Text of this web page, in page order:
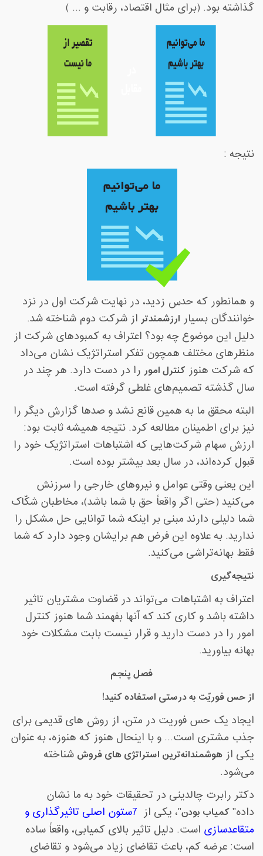
گذاشته بود. (برای مثال اقتصاد، رقابت و ...
)
نتیجه :
و همانطور که حدس زدید، در نهایت شرکت اول در نزد
خوانندگان بسیار ارزشمندتر از شرکت دوم شناخته شد.
دلیل این موضوع چه بود؟ اعتراف به کمبودهای شرکت از
منظرهای مختلف همچون تفکر استراتژیک نشان می‌داد
که شرکت هنوز کنترل امور را در دست دارد. هر چند در
سال گذشته تصمیم‌های غلطی گرفته است.
البته محقق ما به همین قانع نشد و صدها گزارش دیگر را
نیز برای اطمینان مطالعه کرد. نتیجه همیشه ثابت بود:
ارزش سهام شرکت‌هایی که اشتباهات استراتژیک خود را
قبول کرده‌اند، در سال بعد بیشتر بوده است.
این یعنی وقتی عوامل و نیروهای خارجی را سرزنش
می‌کنید (حتی اگر واقعاً حق با شما باشد)، مخاطبان شکّاک
شما دلیلی دارند مبنی بر اینکه شما توانایی حل مشکل را
ندارید. به علاوه این فرض هم برایشان وجود دارد که شما
فقط بهانه‌تراشی می‌کنید.
نتیجه‌گیری
اعتراف به اشتباهات می‌تواند در قضاوت مشتریان تاثیر
داشته باشد و کاری کند که آنها بفهمند شما هنوز کنترل
امور را در دست دارید و قرار نیست بابت مشکلات خود
بهانه بیاورید.
فصل پنجم
از حس فوریّت به درستی استفاده کنید!
ایجاد یک حس فوریت در متن، از روش های قدیمی برای
جذب مشتری است... و با اینحال هنوز که هنوزه، به عنوان
یکی از هوشمندانه‌ترین استراتژی های فروش شناخته
می‌شود.
دکتر رابرت چالدینی در تحقیقات خود به ما نشان
داده"کمیاب بودن"، یکی از 7ستون اصلی تاثیرگذاری و
متقاعدسازی است. دلیل تاثیر بالای کمیابی، واقعاً ساده
است: عرضه کم، باعث تقاضای زیاد می‌شود و تقاضای